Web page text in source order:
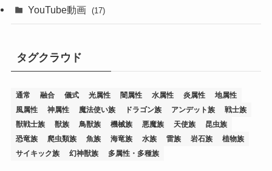
(19)
(1)
(1)
(1)
(2)
(36)
(3)
(4)
(1)
(1)
(8)
(3)
(67)
(1)
(12)
(19)
(3)
(2)
(3)
(1)
(4)
(1)
(12)
(5)
(1)
(1)
(1)
(4)
(9)
(4)
(11)
(47)
(2)
(1)
(1)
(1)
(21)
(1)
(1)
(5)
(59)
(23)
(33)
YouTube動画 (17)
タグクラウド
通常 融合 儀式 光属性 闇属性 水属性 炎属性
地属性
風属性
神属性 魔法使い族 ドラゴン族 アンデット族
戦士族
獣戦士族
獣族 鳥獣族 機械族 悪魔族 天使族
昆虫族
恐竜族
爬虫類族 魚族 海竜族 水族 雷族 岩石族
植物族
サイキック族
幻神獣族 多属性・多種族